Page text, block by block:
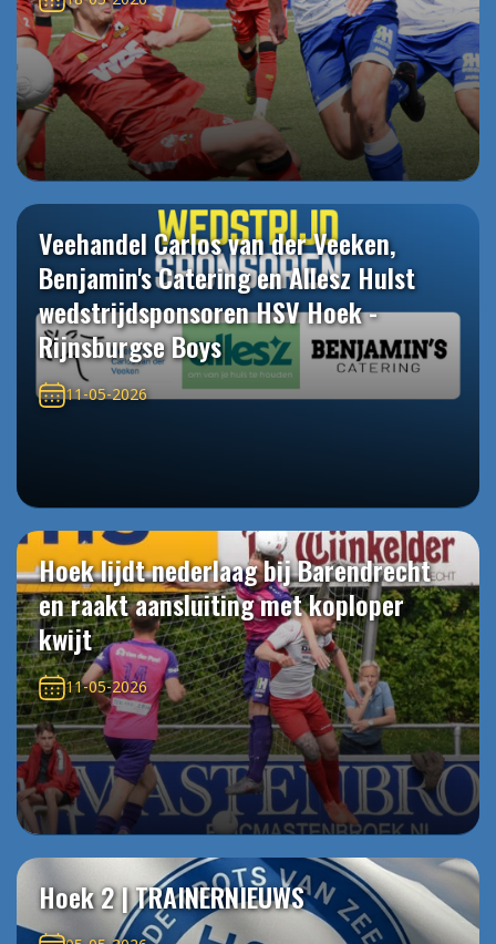
Veehandel Carlos van der Veeken,
Benjamin's Catering en Allesz Hulst
wedstrijdsponsoren HSV Hoek -
Rijnsburgse Boys
11-05-2026
Hoek lijdt nederlaag bij Barendrecht
en raakt aansluiting met koploper
kwijt
11-05-2026
Hoek 2 | TRAINERNIEUWS